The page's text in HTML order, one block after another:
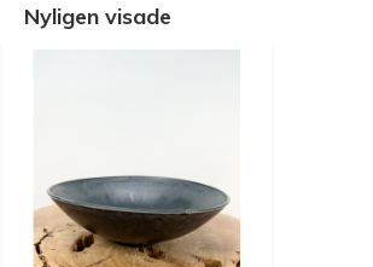
Nyligen visade